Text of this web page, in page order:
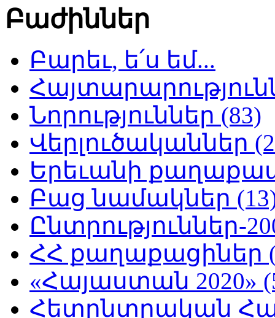
Բաժիններ
Բարեւ, ե՛ս եմ...
Նորություններ (83)
Վերլուծականներ
Երեւանի
Բաց նամակներ
Ընտրություններ-
ՀՀ քաղաքացիներ
«Հայաստան 2020»
Հետընտրական